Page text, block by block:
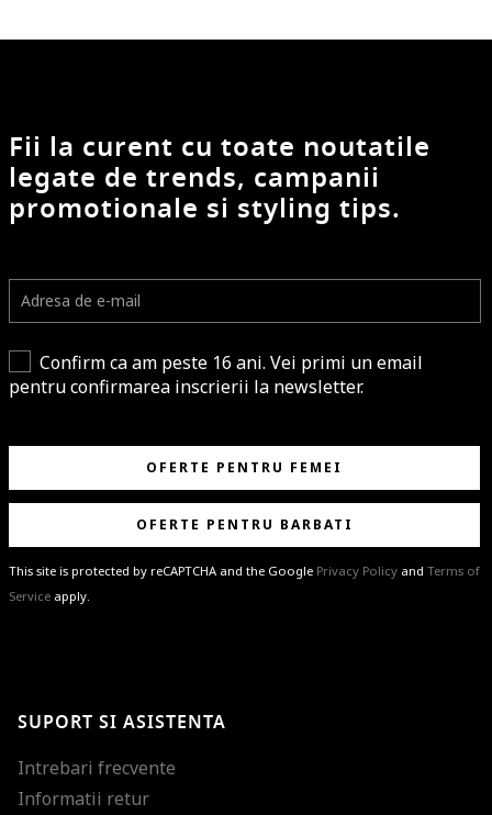
Fii la curent cu toate noutatile
legate de trends, campanii
promotionale si styling tips.
Confirm ca am peste 16 ani. Vei primi un email
pentru confirmarea inscrierii la newsletter.
OFERTE PENTRU FEMEI
OFERTE PENTRU BARBATI
This site is protected by reCAPTCHA and the Google Privacy Policy and Terms of
Service apply.
ultimele tendinte in moda!
SUPORT SI ASISTENTA
Intrebari frecvente
Informatii retur